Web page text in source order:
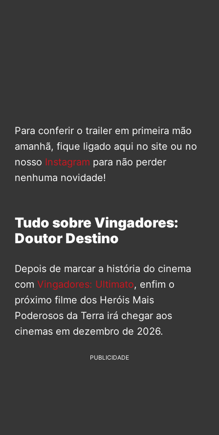
Para conferir o trailer em primeira mão
amanhã, fique ligado aqui no site ou no
nosso Instagram para não perder
nenhuma novidade!
Tudo sobre Vingadores:
Doutor Destino
Depois de marcar a história do cinema
com Vingadores: Ultimato, enfim o
próximo filme dos Heróis Mais
Poderosos da Terra irá chegar aos
cinemas em dezembro de 2026.
PUBLICIDADE